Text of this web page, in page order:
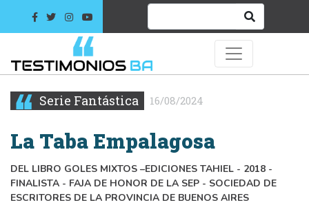
Serie Fantástica 16/08/2024
La Taba Empalagosa
DEL LIBRO GOLES MIXTOS –EDICIONES TAHIEL - 2018 -
FINALISTA - FAJA DE HONOR DE LA SEP - SOCIEDAD DE
ESCRITORES DE LA PROVINCIA DE BUENOS AIRES